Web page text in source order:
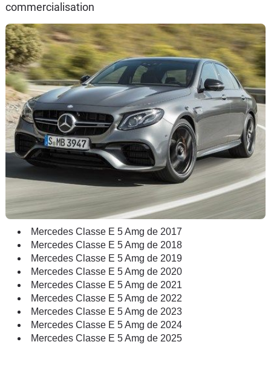
Marques
commercialisation
Mercedes Classe E 5 Amg de 2017
Mercedes Classe E 5 Amg de 2018
Mercedes Classe E 5 Amg de 2019
Mercedes Classe E 5 Amg de 2020
Mercedes Classe E 5 Amg de 2021
Mercedes Classe E 5 Amg de 2022
Mercedes Classe E 5 Amg de 2023
Mercedes Classe E 5 Amg de 2024
Mercedes Classe E 5 Amg de 2025